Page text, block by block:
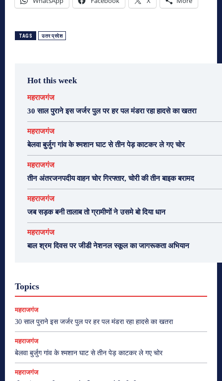
TAGS उतर प्रदेश
Hot this week
महराजगंज
30 साल पुराने इस जर्जर पुल पर हर पल मंडरा रहा हादसे का खतरा
महराजगंज
बेलवा बुर्जुग गांव के श्मशान घाट से तीन पेड़ काटकर ले गए चोर
महराजगंज
तीन अंतरजनपदीय वाहन चोर गिरफ्तार, चोरी की तीन बाइक बरामद
महराजगंज
जब सड़क बनी तालाब तो ग्रामीणों ने उसमे बो दिया धान
महराजगंज
बाल श्रम दिवस पर जीडी नेशनल स्कूल का जागरूकता अभियान
Topics
महराजगंज
30 साल पुराने इस जर्जर पुल पर हर पल मंडरा रहा हादसे का खतरा
महराजगंज
बेलवा बुर्जुग गांव के श्मशान घाट से तीन पेड़ काटकर ले गए चोर
महराजगंज